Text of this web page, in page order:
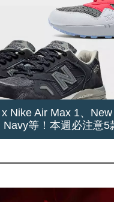
Nike Air Max 1、
Navy等！本週必注意5